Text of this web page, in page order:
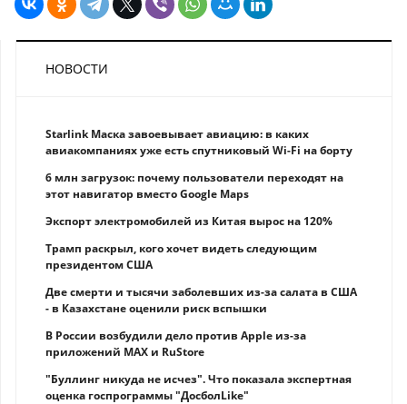
НОВОСТИ
Starlink Маска завоевывает авиацию: в каких
авиакомпаниях уже есть спутниковый Wi-Fi на борту
6 млн загрузок: почему пользователи переходят на
этот навигатор вместо Google Maps
Экспорт электромобилей из Китая вырос на 120%
Трамп раскрыл, кого хочет видеть следующим
президентом США
Две смерти и тысячи заболевших из-за салата в США
- в Казахстане оценили риск вспышки
В России возбудили дело против Apple из-за
приложений MAX и RuStore
"Буллинг никуда не исчез". Что показала экспертная
оценка госпрограммы "ДосболLike"